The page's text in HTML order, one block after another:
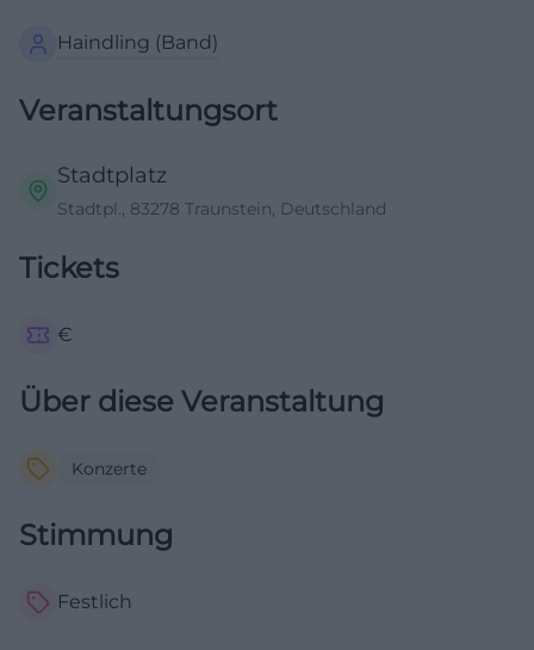
Haindling (Band)
Veranstaltungsort
Stadtplatz
Stadtpl., 83278 Traunstein, Deutschland
Tickets
€
Über diese Veranstaltung
Konzerte
Stimmung
Festlich